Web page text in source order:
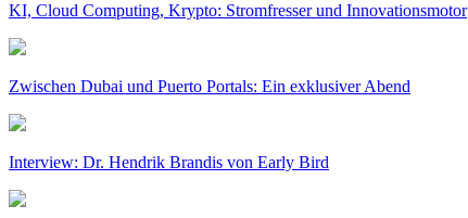
KI, Cloud Computing, Krypto: Stromfresser und Innovationsmotor
Zwischen Dubai und Puerto Portals: Ein exklusiver Abend
Interview: Dr. Hendrik Brandis von Early Bird